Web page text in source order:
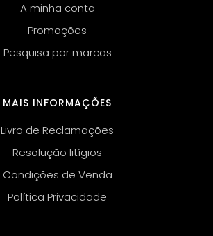
A minha conta
Promoções
Pesquisa por marcas
MAIS INFORMAÇÕES
Livro de Reclamações
Resolução litígios
Condições de Venda
Política Privacidade